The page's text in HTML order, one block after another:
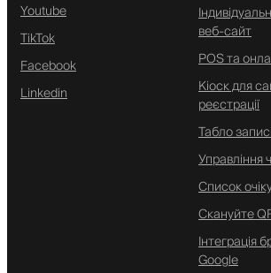
Youtube
TikTok
Facebook
Linkedin
веб-сайт
POS та
Кіоск для
реєстрації
Табло
Управління
Список
Скануйте
Інтеграція
Google